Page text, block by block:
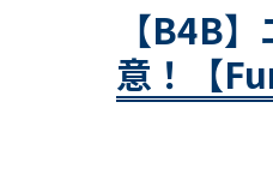
【B4B
意！【